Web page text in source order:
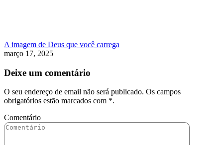
A imagem de Deus que você carrega
março 17, 2025
Deixe um comentário
O seu endereço de email não será publicado. Os campos
obrigatórios estão marcados com *.
Comentário